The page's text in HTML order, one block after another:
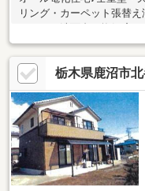
リング・カーペット張替
栃木県鹿沼市